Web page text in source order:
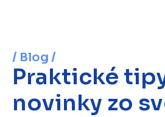
/ Blog /
Praktické
novinky zo